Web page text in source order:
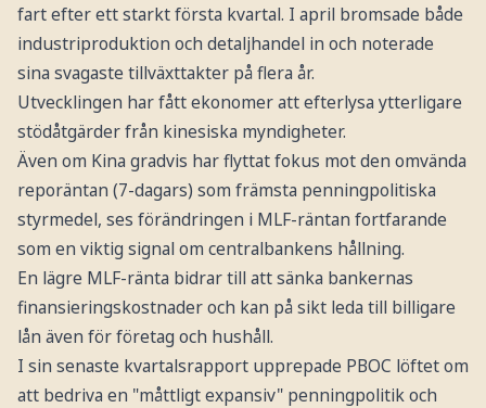
fart efter ett starkt första kvartal. I april bromsade både
industriproduktion och detaljhandel in och noterade
sina svagaste tillväxttakter på flera år.
Utvecklingen har fått ekonomer att efterlysa ytterligare
stödåtgärder från kinesiska myndigheter.
Även om Kina gradvis har flyttat fokus mot den omvända
reporäntan (7-dagars) som främsta penningpolitiska
styrmedel, ses förändringen i MLF-räntan fortfarande
som en viktig signal om centralbankens hållning.
En lägre MLF-ränta bidrar till att sänka bankernas
finansieringskostnader och kan på sikt leda till billigare
lån även för företag och hushåll.
I sin senaste kvartalsrapport upprepade PBOC löftet om
att bedriva en "måttligt expansiv" penningpolitik och